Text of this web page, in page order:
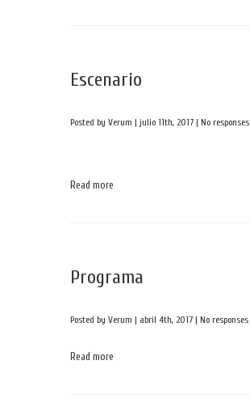
Escenario
Posted by Verum | julio 11th, 2017 | No responses
Read more
Programa
Posted by Verum | abril 4th, 2017 | No responses
Read more